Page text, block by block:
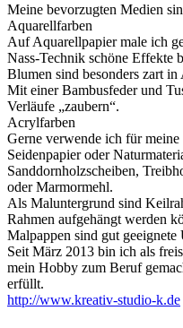
Meine bevorzugten Medien
Aquarellfarben
Auf Aquarellpapier male ich
Nass-Technik schöne Effekte
Blumen sind besonders zart
Mit einer Bambusfeder und
Verläufe „zaubern“.
Acrylfarben
Gerne verwende ich für
Seidenpapier oder
Sanddornholzscheiben,
oder Marmormehl.
Als Maluntergrund sind
Rahmen aufgehängt werden
Malpappen sind gut
Seit März 2013 bin ich als
mein Hobby zum Beruf
erfüllt.
http://www.kreativ-studio-k.de